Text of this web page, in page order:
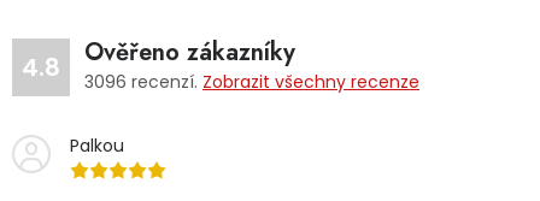
4.8 Ověřeno zákazníky
3096 recenzí. Zobrazit všechny recenze
Palkou